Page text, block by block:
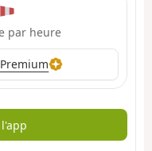
par heure